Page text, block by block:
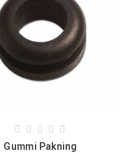
    
Gummi Pakning